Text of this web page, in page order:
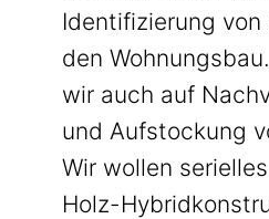
Identifizierung von
den
wir auch auf
und Aufstockung
Wir wollen
Holz-